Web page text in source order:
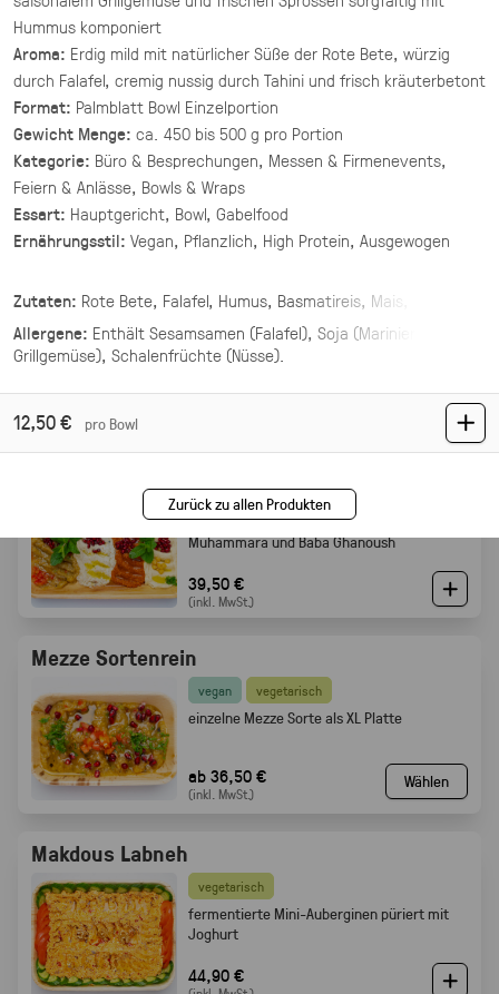
Hummus komponiert
Aroma: Erdig mild mit natürlicher Süße der Rote Bete, würzig
durch Falafel, cremig nussig durch Tahini und frisch kräuterbetont
Format: Palmblatt Bowl Einzelportion
Gewicht Menge: ca. 450 bis 500 g pro Portion
Kategorie: Büro & Besprechungen, Messen & Firmenevents,
Feiern & Anlässe, Bowls & Wraps
Essart: Hauptgericht, Bowl, Gabelfood
Ernährungsstil: Vegan, Pflanzlich, High Protein, Ausgewogen
Zutaten: Rote Bete, Falafel, Humus, Basmatireis, Mais,
Grillgemüse, Tahini, Sprossen, Olivenöl, Gewürze, Nüsse
Allergene: EnthältSesamsamen (Falafel), Soja (Mariniertes
Grillgemüse), Schalenfrüchte (Nüsse)
12,50 € pro Bowl
Zurück zu allen Produkten
Asiatische Brokkoli Platte
vegan
gegrillter Brokkoli und Champignons in
asiatischer Marinade mit Sesam und Ingwer.
34,90 €
(inkl. MwSt.)
vegan
vier Hummus Variationen mit Toppings ·
Mezze & Dip
Mezze Mix
vegan vegetarisch
vier Mezze Dips: Hummus, Mutabbal,
Muhammara und Baba Ghanoush
39,50 €
(inkl. MwSt.)
Mezze Sortenrein
vegan vegetarisch
einzelne Mezze Sorte als XL Platte
ab 36,50 €
(inkl. MwSt.)
Wählen
Makdous Labneh
vegetarisch
fermentierte Mini-Auberginen püriert mit
Joghurt
44,90 €